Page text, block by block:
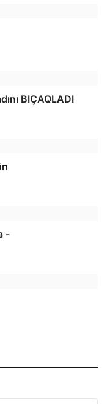
BIÇAQLADI
-